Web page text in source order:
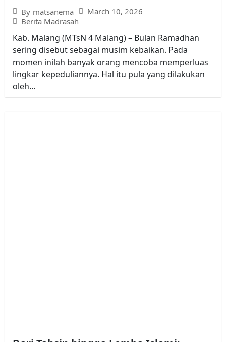
By matsanema
March 10, 2026
Berita Madrasah
Kab. Malang (MTsN 4 Malang) – Bulan Ramadhan
sering disebut sebagai musim kebaikan. Pada
momen inilah banyak orang mencoba memperluas
lingkar kepeduliannya. Hal itu pula yang dilakukan
oleh...